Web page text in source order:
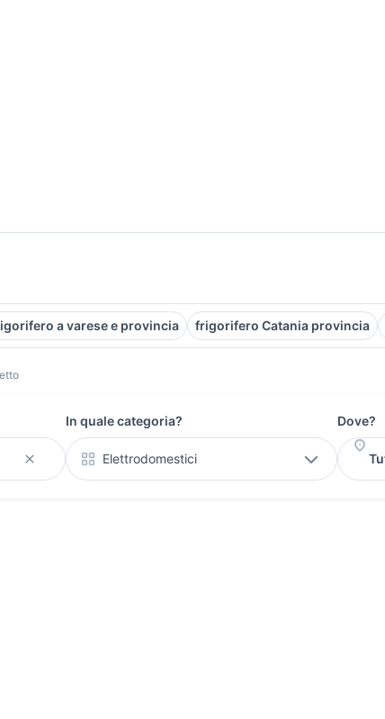
a varese e provincia frigorifero Catania provincia
In quale categoria?
Elettrodomestici
Dove?